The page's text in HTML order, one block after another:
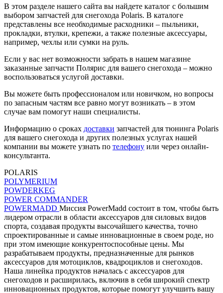
В этом разделе нашего сайта вы найдете каталог с большим
выбором запчастей для снегохода Polaris. В каталоге
представлены все необходимые расходники – пыльники,
прокладки, втулки, крепежи, а также полезные аксессуары,
например, чехлы или сумки на руль.
Если у вас нет возможности забрать в нашем магазине
заказанные запчасти Полярис для вашего снегохода – можно
воспользоваться услугой доставки.
Вы можете быть профессионалом или новичком, но вопросы
по запасным частям все равно могут возникать – в этом
случае вам помогут наши специалисты.
Информацию о сроках доставки запчастей для тюнинга Polaris
для вашего снегохода и других полезных услугах нашей
компании вы можете узнать по телефону или через онлайн-
консультанта.
POLARIS
POLYMERIUM
POWDERKEG
POWER COMMANDER
POWERMADD Миссия PowerMadd состоит в том, чтобы быть
лидером отрасли в области аксессуаров для силовых видов
спорта, создавая продукты высочайшего качества, точно
спроектированные и самые инновационные в своем роде, но
при этом имеющие конкурентоспособные цены. Мы
разрабатываем продукты, предназначенные для рынков
аксессуаров для мотоциклов, квадроциклов и снегоходов.
Наша линейка продуктов началась с аксессуаров для
снегоходов и расширилась, включив в себя широкий спектр
инновационных продуктов, которые помогут улучшить вашу